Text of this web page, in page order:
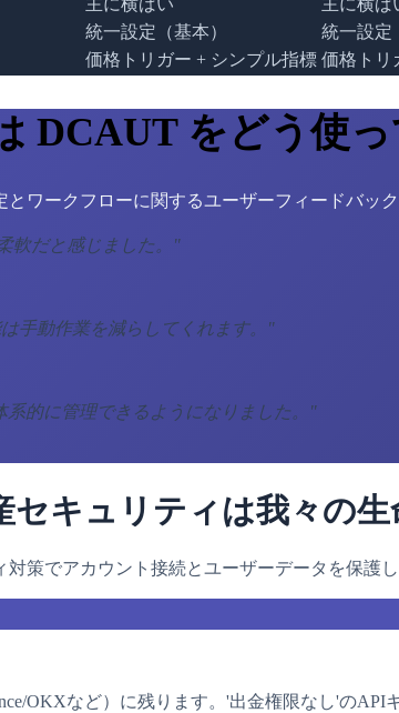
主に横ばい
主に横ば
統一設定（基本）
統一設定
価格トリガー + シンプル指標 価格トリ
DCAUT をどう使
とワークフローに関するユーザーフィードバック
軟だと感じました。 "
手動作業を減らしてくれます。 "
的に管理できるようになりました。 "
セキュリティは我々の生
策でアカウント接続とユーザーデータを保護し
OKXなど）に残ります。'出金権限なし'の